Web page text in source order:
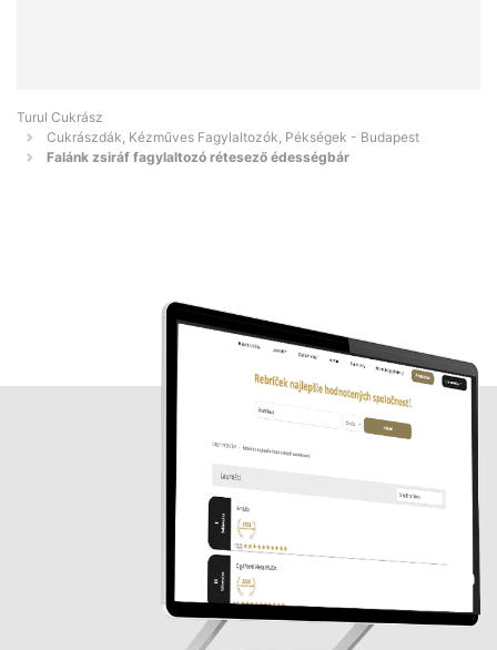
Turul Cukrász
Cukrászdák, Kézműves Fagylaltozók, Pékségek - Budapest
Falánk zsiráf fagylaltozó rétesező édességbár